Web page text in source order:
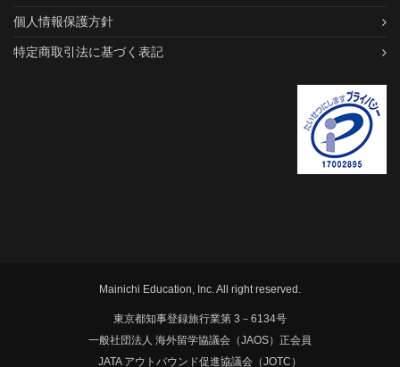
個人情報保護方針
特定商取引法に基づく表記
Mainichi Education, Inc. All right reserved.
東京都知事登録旅行業第 3－6134号
一般社団法人 海外留学協議会（JAOS）正会員
JATA アウトバウンド促進協議会（JOTC）